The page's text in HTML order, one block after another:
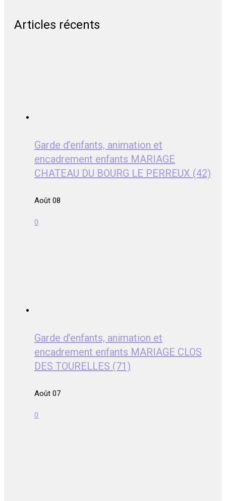
Articles récents
Garde d’enfants, animation et
encadrement enfants MARIAGE
CHATEAU DU BOURG LE PERREUX (42)
Août 08
0
Garde d’enfants, animation et
encadrement enfants MARIAGE CLOS
DES TOURELLES (71)
Août 07
0